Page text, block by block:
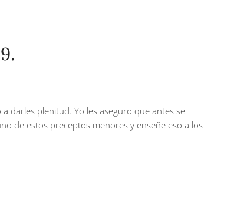
darles plenitud. Yo les aseguro que antes se
de estos preceptos menores y enseñe eso a los